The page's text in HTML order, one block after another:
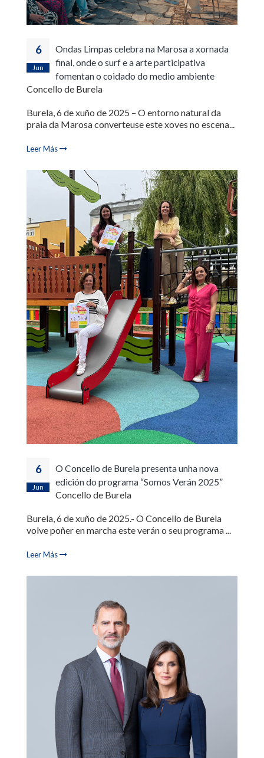
6
Jun
Ondas Limpas celebra na Marosa a xornada
final, onde o surf e a arte participativa
fomentan o coidado do medio ambiente
Concello de Burela
Burela, 6 de xuño de 2025 – O entorno natural da
praia da Marosa converteuse este xoves no escena...
Leer Más
6
Jun
O Concello de Burela presenta unha nova
edición do programa “Somos Verán 2025”
Concello de Burela
Burela, 6 de xuño de 2025.- O Concello de Burela
volve poñer en marcha este verán o seu programa ...
Leer Más